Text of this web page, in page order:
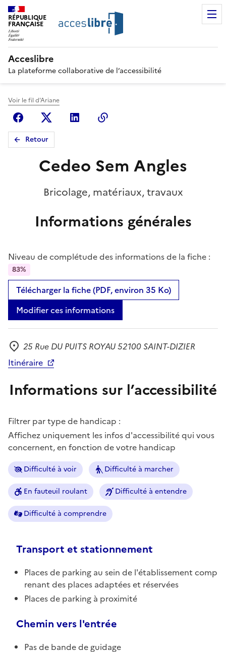
RÉPUBLIQUE
FRANÇAISE
Acceslibre
La plateforme collaborative de l’accessibilité
Voir le fil d'Ariane
FacebookX (anciennement Twitter)
Linkedin
Retour
Cedeo Sem Angles
Bricolage, matériaux, travaux
Informations générales
Niveau de complétude des informations de la fiche :
83%
Télécharger la fiche (PDF, environ 35 Ko)
Modifier ces informations
Adresse
25 Rue DU PUITS ROYAU 52100 SAINT-DIZIER
Itinéraire
Informations sur l’accessibilité
Filtrer par type de handicap :
Affichez uniquement les infos d'accessibilité qui vous
concernent, en fonction de votre handicap
Difficulté à voir Difficulté à marcher
En fauteuil roulant Difficulté à entendre
Difficulté à comprendre
Transport et stationnement
Places de parking au sein de l'établissement comp
renant des places adaptées et réservées
Places de parking à proximité
Chemin vers l'entrée
Pas de bande de guidage